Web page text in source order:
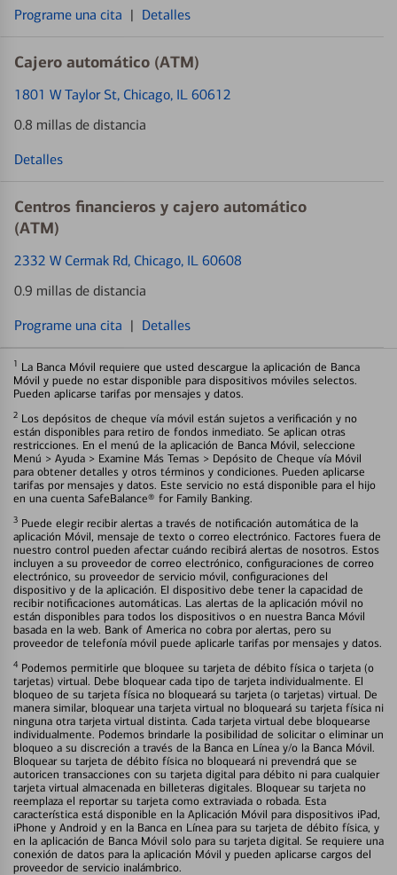
Programe una cita | Detalles
Cajero automático (ATM)
1801 W Taylor St, Chicago, IL 60612
0.8 millas de distancia
Detalles
Centros financieros y cajero automático
(ATM)
2332 W Cermak Rd, Chicago, IL 60608
0.9 millas de distancia
Programe una cita | Detalles
1 La Banca Móvil requiere que usted descargue la aplicación de Banca
Móvil y puede no estar disponible para dispositivos móviles selectos.
Pueden aplicarse tarifas por mensajes y datos.
2 Los depósitos de cheque vía móvil están sujetos a verificación y no
están disponibles para retiro de fondos inmediato. Se aplican otras
restricciones. En el menú de la aplicación de Banca Móvil, seleccione
Menú > Ayuda > Examine Más Temas > Depósito de Cheque vía Móvil
para obtener detalles y otros términos y condiciones. Pueden aplicarse
tarifas por mensajes y datos. Este servicio no está disponible para el hijo
en una cuenta SafeBalance® for Family Banking.
3 Puede elegir recibir alertas a través de notificación automática de la
aplicación Móvil, mensaje de texto o correo electrónico. Factores fuera de
nuestro control pueden afectar cuándo recibirá alertas de nosotros. Estos
incluyen a su proveedor de correo electrónico, configuraciones de correo
electrónico, su proveedor de servicio móvil, configuraciones del
dispositivo y de la aplicación. El dispositivo debe tener la capacidad de
recibir notificaciones automáticas. Las alertas de la aplicación móvil no
están disponibles para todos los dispositivos o en nuestra Banca Móvil
basada en la web. Bank of America no cobra por alertas, pero su
proveedor de telefonía móvil puede aplicarle tarifas por mensajes y datos.
4 Podemos permitirle que bloquee su tarjeta de débito física o tarjeta (o
tarjetas) virtual. Debe bloquear cada tipo de tarjeta individualmente. El
bloqueo de su tarjeta física no bloqueará su tarjeta (o tarjetas) virtual. De
manera similar, bloquear una tarjeta virtual no bloqueará su tarjeta física ni
ninguna otra tarjeta virtual distinta. Cada tarjeta virtual debe bloquearse
individualmente. Podemos brindarle la posibilidad de solicitar o eliminar un
bloqueo a su discreción a través de la Banca en Línea y/o la Banca Móvil.
Bloquear su tarjeta de débito física no bloqueará ni prevendrá que se
autoricen transacciones con su tarjeta digital para débito ni para cualquier
tarjeta virtual almacenada en billeteras digitales. Bloquear su tarjeta no
reemplaza el reportar su tarjeta como extraviada o robada. Esta
característica está disponible en la Aplicación Móvil para dispositivos iPad,
iPhone y Android y en la Banca en Línea para su tarjeta de débito física, y
en la aplicación de Banca Móvil solo para su tarjeta digital. Se requiere una
conexión de datos para la aplicación Móvil y pueden aplicarse cargos del
proveedor de servicio inalámbrico.